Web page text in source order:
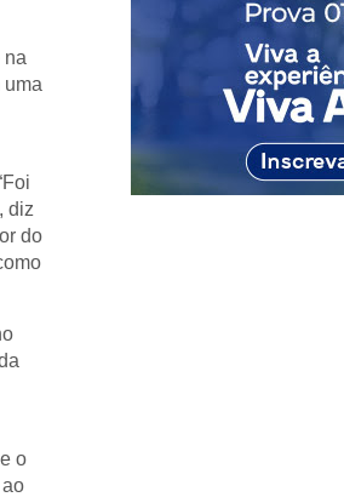
na
diz
do
o